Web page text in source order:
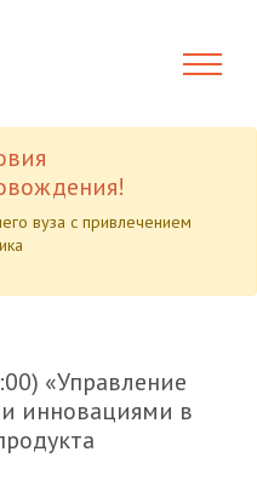
вуза с привлечением
«Управление
инновациями в